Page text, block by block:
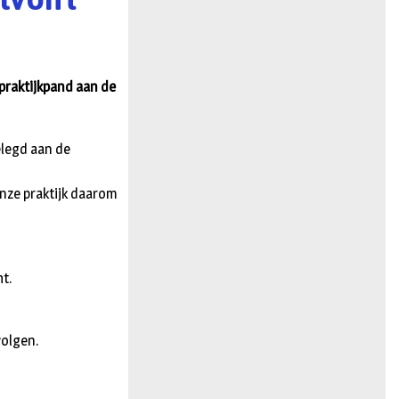
aan de
aan de
praktijk daarom